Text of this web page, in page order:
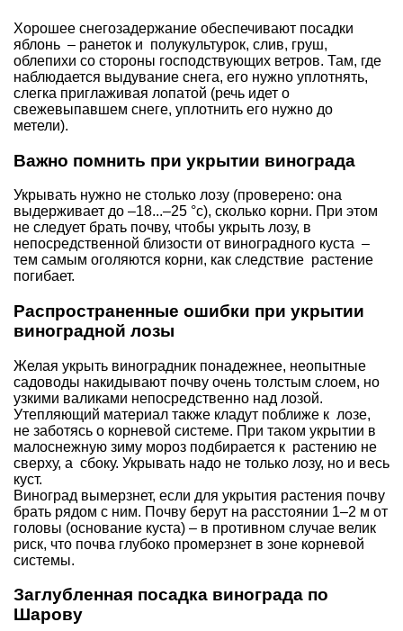
Хорошее снегозадержание обеспечивают посадки
яблонь – ранеток и полукультурок, слив, груш,
облепихи со стороны господствующих ветров. Там, где
наблюдается выдувание снега, его нужно уплотнять,
слегка приглаживая лопатой (речь идет о
свежевыпавшем снеге, уплотнить его нужно до
метели).
Важно помнить при укрытии винограда
Укрывать нужно не столько лозу (проверено: она
выдерживает до –18...–25 °с), сколько корни. При этом
не следует брать почву, чтобы укрыть лозу, в
непосредственной близости от виноградного куста –
тем самым оголяются корни, как следствие растение
погибает.
Распространенные ошибки при укрытии
виноградной лозы
Желая укрыть виноградник понадежнее, неопытные
садоводы накидывают почву очень толстым слоем, но
узкими валиками непосредственно над лозой.
Утепляющий материал также кладут поближе к лозе,
не заботясь о корневой системе. При таком укрытии в
малоснежную зиму мороз подбирается к растению не
сверху, а сбоку. Укрывать надо не только лозу, но и весь
куст.
Виноград вымерзнет, если для укрытия растения почву
брать рядом с ним. Почву берут на расстоянии 1–2 м от
головы (основание куста) – в противном случае велик
риск, что почва глубоко промерзнет в зоне корневой
системы.
Заглубленная посадка винограда по
Шарову